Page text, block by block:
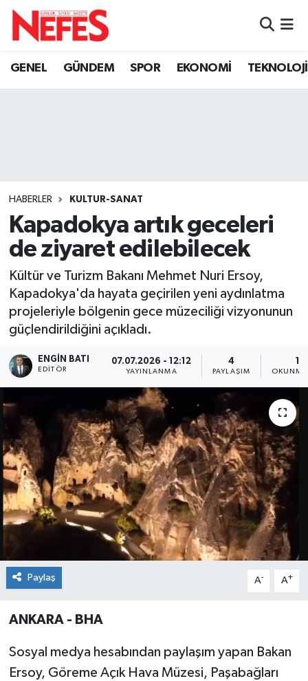
GENEL GÜNDEM SPOR EKONOMİ TEKNOLOJİ
HABERLER KULTUR-SANAT
Kapadokya artık geceleri
de ziyaret edilebilecek
Kültür ve Turizm Bakanı Mehmet Nuri Ersoy,
Kapadokya'da hayata geçirilen yeni aydınlatma
projeleriyle bölgenin gece müzeciliği vizyonunun
güçlendirildiğini açıkladı.
ENGIN BATI
EDITÖR
07.07.2026 - 12:12
YAYINLANMA
4
PAYLAŞIM
1
Paylaş A- A+
ANKARA - BHA
Sosyal medya hesabından paylaşım yapan Bakan
Ersoy, Göreme Açık Hava Müzesi, Paşabağları
Hava Durumu
Tüm Manşetler
Son Dakika Haberleri
Haber Arşivi